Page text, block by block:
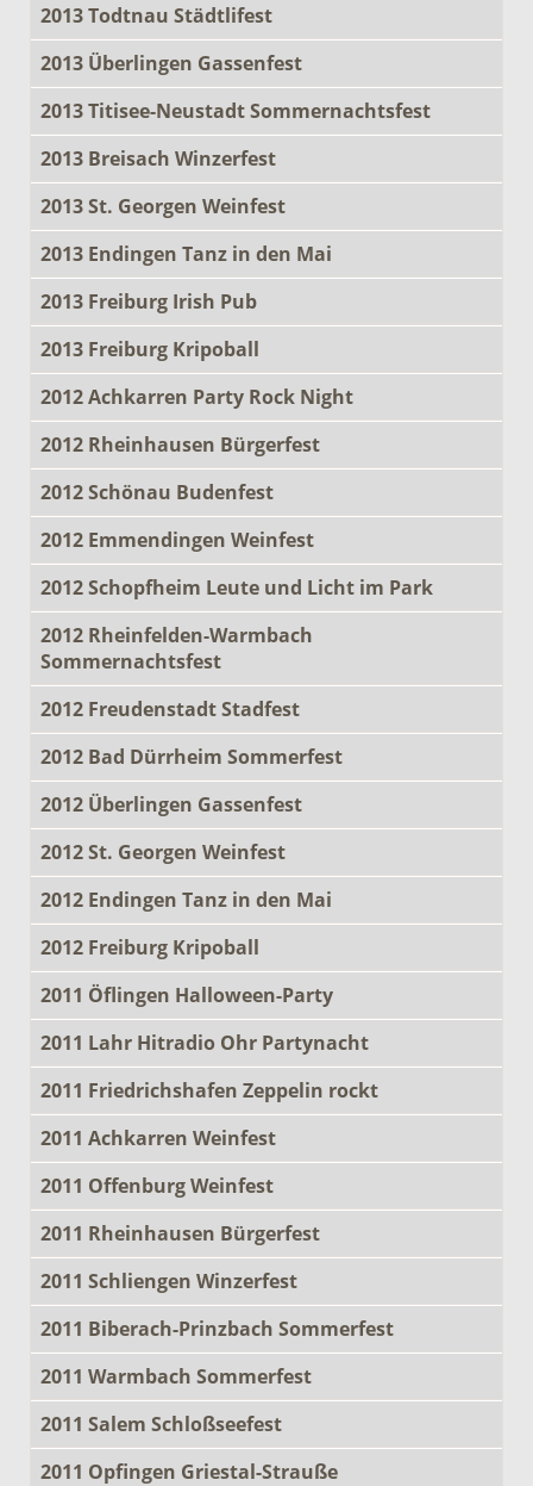
2013 Todtnau Städtlifest
2013 Überlingen Gassenfest
2013 Titisee-Neustadt Sommernachtsfest
2013 Breisach Winzerfest
2013 St. Georgen Weinfest
2013 Endingen Tanz in den Mai
2013 Freiburg Irish Pub
2013 Freiburg Kripoball
2012 Achkarren Party Rock Night
2012 Rheinhausen Bürgerfest
2012 Schönau Budenfest
2012 Emmendingen Weinfest
2012 Schopfheim Leute und Licht im Park
2012 Rheinfelden-Warmbach
Sommernachtsfest
2012 Freudenstadt Stadfest
2012 Bad Dürrheim Sommerfest
2012 Überlingen Gassenfest
2012 St. Georgen Weinfest
2012 Endingen Tanz in den Mai
2012 Freiburg Kripoball
2011 Öflingen Halloween-Party
2011 Lahr Hitradio Ohr Partynacht
2011 Friedrichshafen Zeppelin rockt
2011 Achkarren Weinfest
2011 Offenburg Weinfest
2011 Rheinhausen Bürgerfest
2011 Schliengen Winzerfest
2011 Biberach-Prinzbach Sommerfest
2011 Warmbach Sommerfest
2011 Salem Schloßseefest
2011 Opfingen Griestal-Strauße